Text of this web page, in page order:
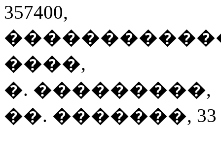
357400,
����,
�. ���������,
��. �������, 33